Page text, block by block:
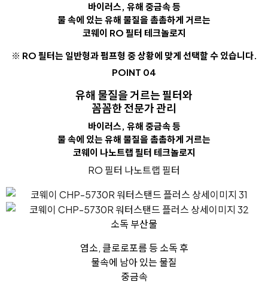
바이러스, 유해 중금속 등
물 속에 있는 유해 물질을 촘촘하게 거르는
코웨이 RO 필터 테크놀로지
※ RO 필터는 일반형과 펌프형 중 상황에 맞게 선택할 수 있습니다.
POINT 04
유해 물질을 거르는 필터와
꼼꼼한 전문가 관리
바이러스, 유해 중금속 등
물 속에 있는 유해 물질을 촘촘하게 거르는
코웨이 나노트랩 필터 테크놀로지
RO 필터 나노트랩 필터
소독 부산물
염소, 클로로포름 등 소독 후
물속에 남아 있는 물질
중금속